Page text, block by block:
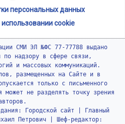
персональных данных
cookie
СМИ ЭЛ №ФС 77-77788 выдано
по надзору в сфере связи,
и массовых коммуникаций.
размещенных на Сайте и в
только с письменного
может не разделять точку зрения
Городской сайт | Главный
Петрович | Шеф-редактор: